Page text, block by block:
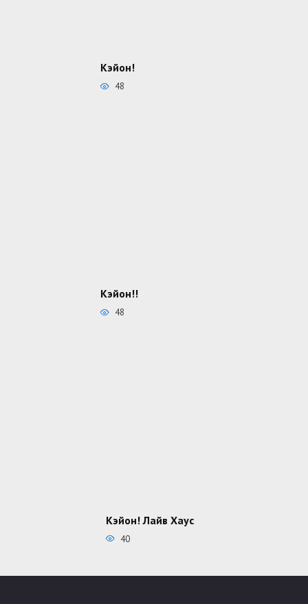
Кэйон!
48
Кэйон!!
48
Кэйон! Лайв Хаус
40